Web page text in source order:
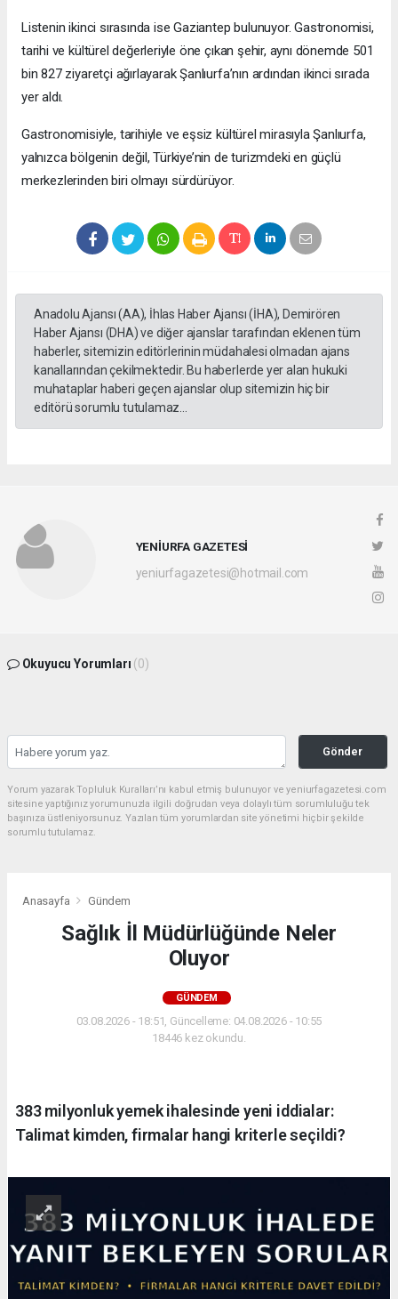
Listenin ikinci sırasında ise Gaziantep bulunuyor. Gastronomisi,
tarihi ve kültürel değerleriyle öne çıkan şehir, aynı dönemde 501
bin 827 ziyaretçi ağırlayarak Şanlıurfa’nın ardından ikinci sırada
yer aldı.
Gastronomisiyle, tarihiyle ve eşsiz kültürel mirasıyla Şanlıurfa,
yalnızca bölgenin değil, Türkiye’nin de turizmdeki en güçlü
merkezlerinden biri olmayı sürdürüyor.
Anadolu Ajansı (AA), İhlas Haber Ajansı (İHA), Demirören
Haber Ajansı (DHA) ve diğer ajanslar tarafından eklenen tüm
haberler, sitemizin editörlerinin müdahalesi olmadan ajans
kanallarından çekilmektedir. Bu haberlerde yer alan hukuki
muhataplar haberi geçen ajanslar olup sitemizin hiç bir
editörü sorumlu tutulamaz...
YENİURFA GAZETESİ
yeniurfagazetesi@hotmail.com
Okuyucu Yorumları (0)
Gönder
Yorum yazarak Topluluk Kuralları’nı kabul etmiş bulunuyor ve yeniurfagazetesi.com
sitesine yaptığınız yorumunuzla ilgili doğrudan veya dolaylı tüm sorumluluğu tek
başınıza üstleniyorsunuz. Yazılan tüm yorumlardan site yönetimi hiçbir şekilde
sorumlu tutulamaz.
Anasayfa Gündem
Sağlık İl Müdürlüğünde Neler
Oluyor
GÜNDEM
03.08.2026 - 18:51, Güncelleme: 04.08.2026 - 10:55
18446 kez okundu.
383 milyonluk yemek ihalesinde yeni iddialar:
Talimat kimden, firmalar hangi kriterle seçildi?